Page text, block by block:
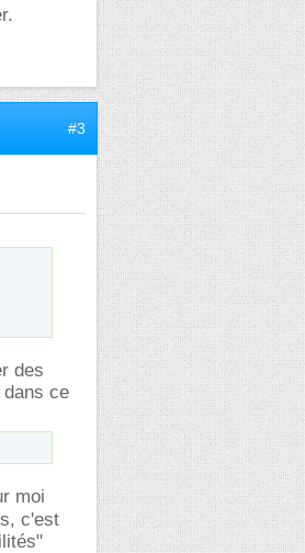
#3
des
ce
moi
c'est